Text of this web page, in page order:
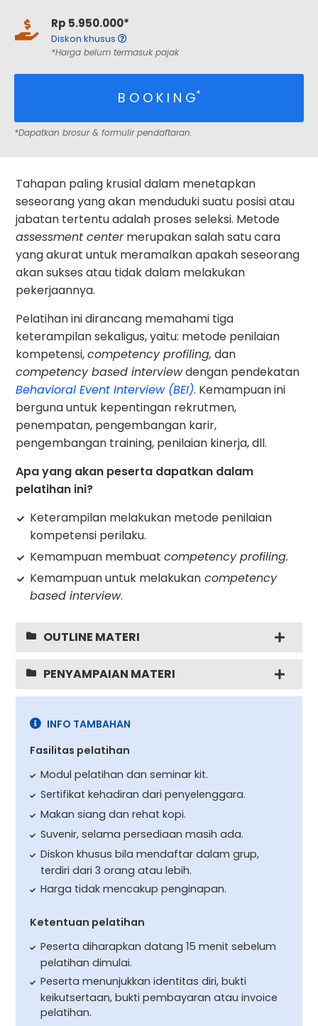
Rp 5.950.000*
Diskon khusus
*Harga belum termasuk pajak
B O O K I N G*
*Dapatkan brosur & formulir pendaftaran.
Tahapan paling krusial dalam menetapkan
seseorang yang akan menduduki suatu posisi atau
jabatan tertentu adalah proses seleksi. Metode
assessment centermerupakan salah satu cara
yang akurat untuk meramalkan apakah seseorang
akan sukses atau tidak dalam melakukan
pekerjaannya.
Pelatihan ini dirancang memahami tiga
keterampilan sekaligus, yaitu: metode penilaian
kompetensi,competency profiling, dan
competency based interviewdengan pendekatan
Behavioral Event Interview (BEI). Kemampuan ini
berguna untuk kepentingan rekrutmen,
penempatan, pengembangan karir,
pengembangan training, penilaian kinerja, dll.
Apa yang akan peserta dapatkan dalam
pelatihan ini?
Keterampilan melakukan metode penilaian
kompetensi perilaku.
Kemampuan membuatcompetency profiling.
Kemampuan untuk melakukan competency
based interview.
OUTLINE MATERI
PENYAMPAIAN MATERI
INFO TAMBAHAN
Fasilitas pelatihan
Modul pelatihan dan seminar kit.
Sertifikat kehadiran dari penyelenggara.
Makan siang dan rehat kopi.
Suvenir, selama persediaan masih ada.
Diskon khusus bila mendaftar dalam grup,
terdiri dari 3 orang atau lebih.
Harga tidak mencakup penginapan.
Ketentuan pelatihan
Peserta diharapkan datang 15 menit sebelum
pelatihan dimulai.
Peserta menunjukkan identitas diri, bukti
keikutsertaan, bukti pembayaran atau invoice
pelatihan.